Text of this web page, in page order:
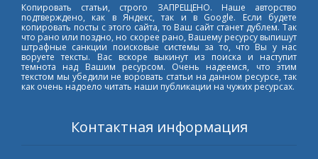
Копировать статьи, строго ЗАПРЕЩЕНО. Наше авторство
подтверждено, как в Яндекс, так и в Google. Если будете
копировать посты с этого сайта, то Ваш сайт станет дублем. Так
что рано или поздно, но скорее рано, Вашему ресурсу выпишут
штрафные санкции поисковые системы за то, что Вы у нас
воруете тексты. Вас вскоре выкинут из поиска и наступит
темнота над Вашим ресурсом. Очень надеемся, что этим
текстом мы убедили не воровать статьи на данном ресурсе, так
как очень надоело читать наши публикации на чужих ресурсах.
Контактная информация